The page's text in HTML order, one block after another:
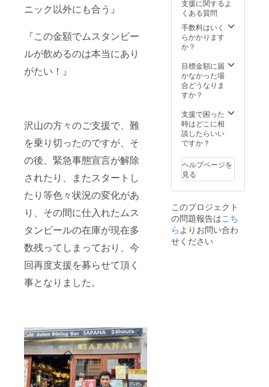
ニック以外にも合う』
『この金額でムスタンビー
ルが飲めるのは本当にあり
がたい！』
沢山の方々のご支援で、難
を乗り切ったのですが、そ
の後、緊急事態宣言が解除
されたり、またスタートし
たり等色々状況の変化があ
り、その間に仕入れたムス
タンビールの在庫が現在多
数残ってしまっており、今
回再度支援を募らせて頂く
事となりました。
だけない
方々にも、
テイクアウ
トやデリバ
ウドファン
ディング含
む通販関連
等を通して
でも時空を
超えます。
多彩なスパ
イスと、お
もてなしの
心で皆様を
お待ちして
おります。
サパナ
オリジ
ナルの
『スパ
イスボ
もご提
供させ
て頂き
ます。
もカワ
イイボ
トル入
りのス
で、ス
パイス
の種類
は『コ
ダーパ
ウ
ダー』
です。
グラス
支援に関するよ
くある質問
手数料はいく
らかかります
か？
目標金額に届
かなかった場
合どうなりま
すか？
支援で困った
時はどこに相
談したらいい
ですか？
ヘルプページを
見る
このプロジェクト
の問題報告はこち
らよりお問い合わ
せください